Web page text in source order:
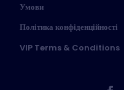
Умови
Політика конфіденційності
VIP Terms & Conditions